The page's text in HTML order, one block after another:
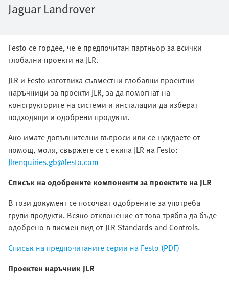
Jaguar Landrover
Festo се гордее, че е предпочитан партньор за всички
глобални проекти на JLR.
JLR и Festo изготвиха съвместни глобални проектни
наръчници за проекти JLR, за да помогнат на
конструкторите на системи и инсталации да изберат
подходящи и одобрени продукти.
Ако имате допълнителни въпроси или се нуждаете от
помощ, моля, свържете се с екипа JLR на Festo:
Jlrenquiries.gb@festo.com
Списък на одобрените компоненти за проектите на JLR
В този документ се посочват одобрените за употреба
групи продукти. Всяко отклонение от това трябва да бъде
одобрено в писмен вид от JLR Standards and Controls.
Списък на предпочитаните серии на Festo (PDF)
Проектен наръчник JLR